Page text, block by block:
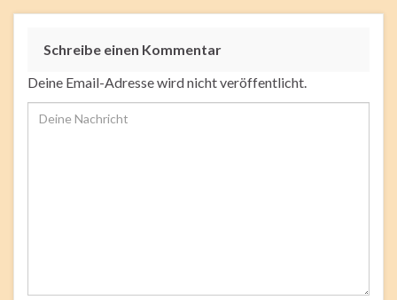
Schreibe einen Kommentar
Deine Email-Adresse wird nicht veröffentlicht.